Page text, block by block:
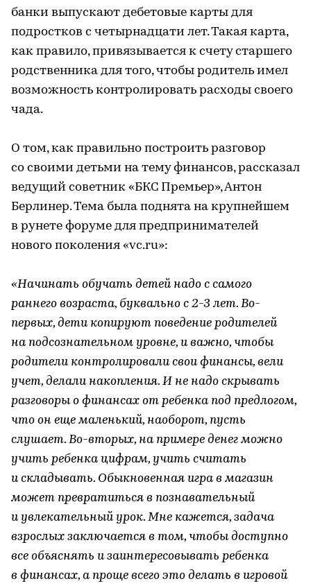
банки выпускают дебетовые карты для
подростков с четырнадцати лет. Такая карта,
как правило, привязывается к счету старшего
родственника для того, чтобы родитель имел
возможность контролировать расходы своего
чада.
О том, как правильно построить разговор
со своими детьми на тему финансов, рассказал
ведущий советник «БКС Премьер», Антон
Берлинер. Тема была поднята на крупнейшем
в рунете форуме для предпринимателей
нового поколения «vc.ru»:
«Начинать обучать детей надо с самого
раннего возраста, буквально с 2-3 лет. Во-
первых, дети копируют поведение родителей
на подсознательном уровне, и важно, чтобы
родители контролировали свои финансы, вели
учет, делали накопления. И не надо скрывать
разговоры о финансах от ребенка под предлогом,
что он еще маленький, наоборот, пусть
слушает. Во-вторых, на примере денег можно
учить ребенка цифрам, учить считать
и складывать. Обыкновенная игра в магазин
может превратиться в познавательный
и увлекательный урок. Мне кажется, задача
взрослых заключается в том, чтобы доступно
все объяснять и заинтересовывать ребенка
в финансах, а проще всего это делать в игровой